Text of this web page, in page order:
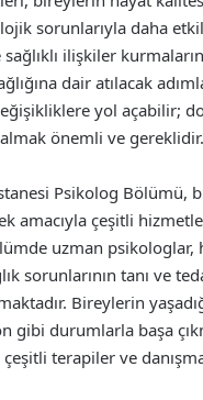
sorunlarıyla daha
sağlıklı ilişkiler
dair atılacak
yol açabilir;
önemli ve gereklidir.
Psikolog Bölümü,
amacıyla çeşitli
uzman psikologlar,
sorunlarının tanı ve
Bireylerin
gibi durumlarla başa
terapiler ve